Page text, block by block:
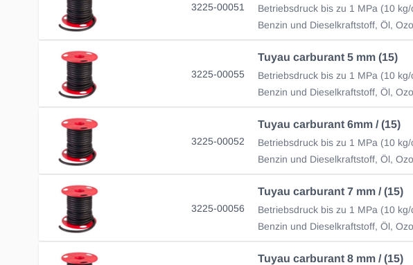
3225-00051
3225-00055
Tuyau carburant 5 mm (15)
3225-00052
Tuyau carburant 6mm / (15)
3225-00056
Tuyau carburant 7 mm / (15)
Tuyau carburant 8 mm / (15)